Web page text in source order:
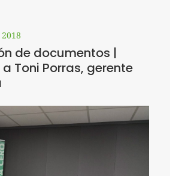
de documentos |
Toni Porras, gerente